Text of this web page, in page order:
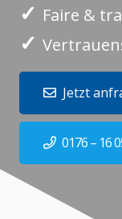
✓ Faire &
✓
Jetzt
0176 – 16